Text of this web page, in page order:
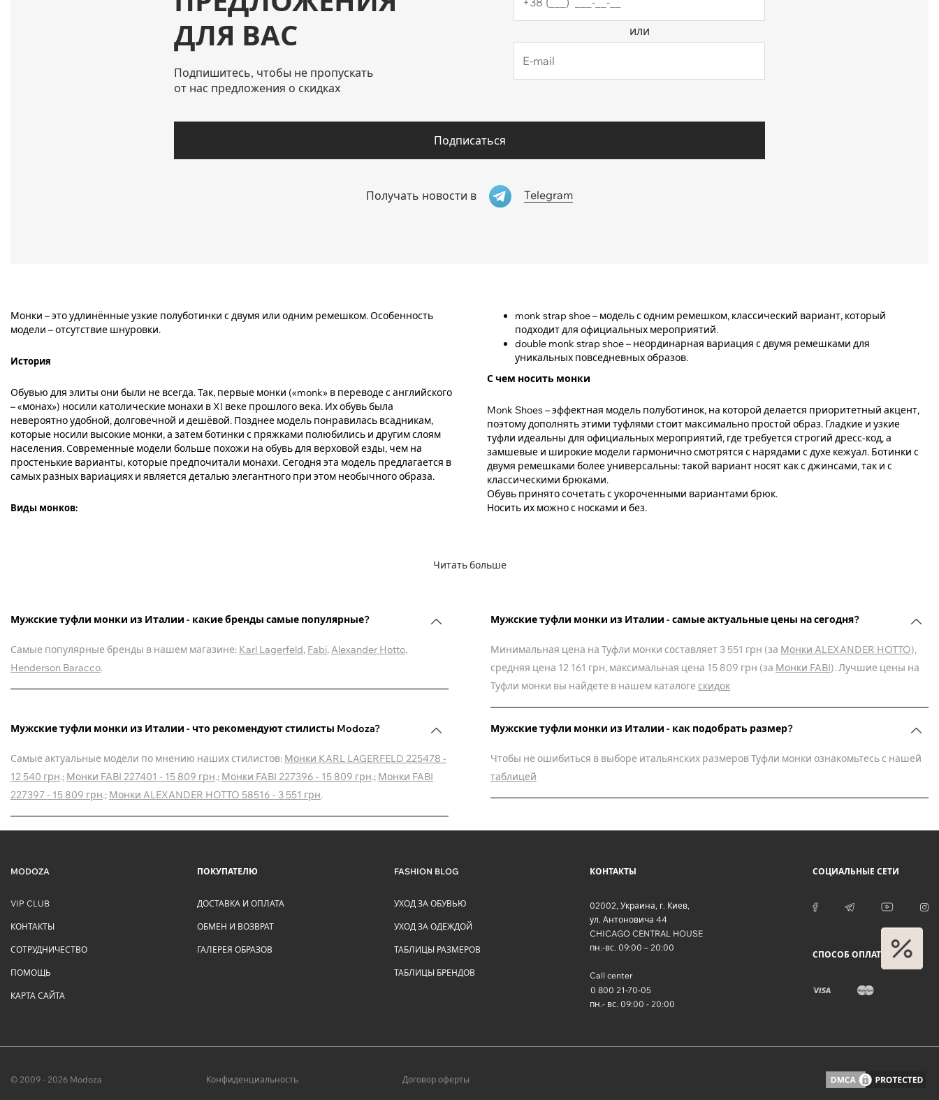
ДЛЯ ВАС
Подпишитесь, чтобы не пропускать
от нас предложения о скидках
или
Подписаться
Получать новости в Telegram
Монки – это удлинённые узкие полуботинки с двумя или одним ремешком. Особенность
модели – отсутствие шнуровки.
История
Обувью для элиты они были не всегда. Так, первые монки («monk» в переводе с английского
– «монах») носили католические монахи в XI веке прошлого века. Их обувь была
невероятно удобной, долговечной и дешёвой. Позднее модель понравилась всадникам,
которые носили высокие монки, а затем ботинки с пряжками полюбились и другим слоям
населения. Современные модели больше похожи на обувь для верховой езды, чем на
простенькие варианты, которые предпочитали монахи. Сегодня эта модель предлагается в
самых разных вариациях и является деталью элегантного при этом необычного образа.
Виды монков:
monk strap shoe – модель с одним ремешком, классический вариант, который
подходит для официальных мероприятий.
double monk strap shoe – неординарная вариация с двумя ремешками для
уникальных повседневных образов.
С чем носить монки
Monk Shoes – эффектная модель полуботинок, на которой делается приоритетный акцент,
поэтому дополнять этими туфлями стоит максимально простой образ. Гладкие и узкие
туфли идеальны для официальных мероприятий, где требуется строгий дресс-код, а
замшевые и широкие модели гармонично смотрятся с нарядами с духе кежуал. Ботинки с
двумя ремешками более универсальны: такой вариант носят как с джинсами, так и с
классическими брюками.
Обувь принято сочетать с укороченными вариантами брюк.
Носить их можно с носками и без.
Читать больше
Мужские туфли монки из Италии - какие бренды самые популярные?
Самые популярные бренды в нашем магазине: Karl Lagerfeld, Fabi,Alexander Hotto,
Henderson Baracco.
Мужские туфли монки из Италии - самые актуальные цены на сегодня?
Минимальная цена на Туфли монки составляет 3 551 грн (за Монки ALEXANDER HOTTO),
средняя цена 12 161 грн, максимальная цена 15 809 грн (за Монки FABI). Лучшие цены на
Туфли монки вы найдете в нашем каталоге скидок
Мужские туфли монки из Италии - что рекомендуют стилисты Modoza?
Самые актуальные модели по мнению наших стилистов: Монки KARL LAGERFELD 225478 -
12 540 грн.; Монки FABI 227401 - 15 809 грн.; Монки FABI 227396 - 15 809 грн.; Монки FABI
227397 - 15 809 грн.; Монки ALEXANDER HOTTO 58516 - 3 551 грн.
Мужские туфли монки из Италии - как подобрать размер?
Чтобы не ошибиться в выборе итальянских размеров Туфли монки ознакомьтесь с нашей
таблицей
MODOZA
VIP CLUB
КОНТАКТЫ
СОТРУДНИЧЕСТВО
ПОМОЩЬ
КАРТА САЙТА
ПОКУПАТЕЛЮ
ДОСТАВКА И ОПЛАТА
ОБМЕН И ВОЗВРАТ
ГАЛЕРЕЯ ОБРАЗОВ
FASHION BLOG
УХОД ЗА ОБУВЬЮ
УХОД ЗА ОДЕЖДОЙ
ТАБЛИЦЫ РАЗМЕРОВ
ТАБЛИЦЫ БРЕНДОВ
КОНТАКТЫ
02002,Украина, г. Киев,
ул. Антоновича 44
CHICAGO CENTRAL HOUSE
пн.-вс. 09:00 – 20:00
Call center
0 800 21-70-05
пн.- вс. 09:00 - 20:00
СОЦИАЛЬНЫЕ СЕТИ
СПОСОБ ОПЛАТЫ
© 2009 - 2026 Modoza Конфиденциальность Договор оферты